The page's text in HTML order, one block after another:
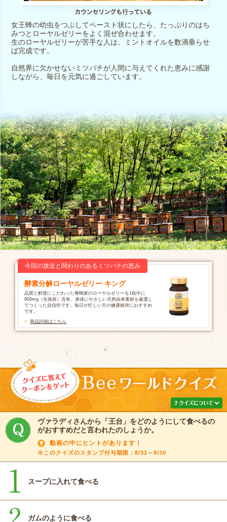
女王蜂の幼虫をつぶしてペースト状にしたら、たっぷりのはち
みつとローヤルゼリーをよく混ぜ合わせます。
生のローヤルゼリーが苦手な人は、ミントオイルを数滴垂らせ
ば完成です。
自然界に欠かせないミツバチが人間に与えてくれた恵みに感謝
しながら、毎日を元気に過ごしています。
今回の放送と関わりのあるミツバチの恵み
酵素分解ローヤルゼリー キング
品質と鮮度にこだわった養蜂家のローヤルゼリーを1粒中に
800mg（生換算）含有。身体にやさしい天然由来素材を厳選し
てつくった自信作です。毎日が忙しい方の健康維持におすすめ
です。
商品詳細はこちら
ヴァラディさんから「王台」をどのようにして食べるの
がおすすめだと言われたのしょうか。
動画の中にヒントがあります！
※このクイズのスタンプ付与期限：8/31～9/30
スープに入れて食べる
ガムのように食べる